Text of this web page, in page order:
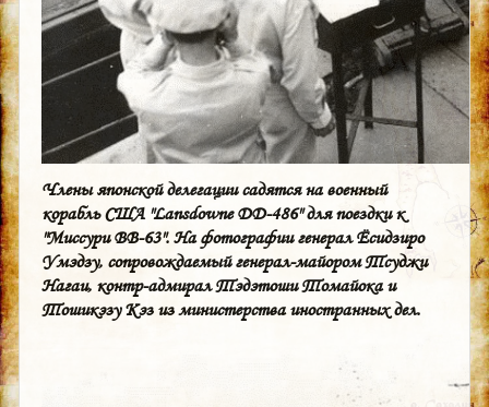
Члены японской делегации садятся на военный
корабль США "Lansdowne DD-486" для поездки к
"Миссури BB-63". На фотографии генерал Ёсидзиро
Умэдзу, сопровождаемый генерал-майором Тсуджи
Нагаи, контр-адмирал Тэдэтоши Томайока и
Тошикэзу Кэз из министерства иностранных дел.